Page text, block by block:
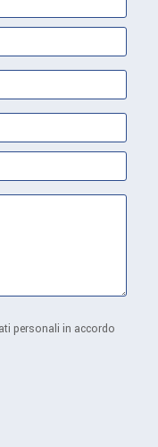
personali in accordo